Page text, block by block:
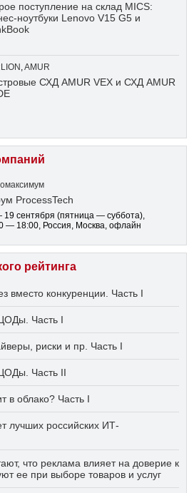
поступление на склад MICS:
ноутбуки Lenovo V15 G5 и
AMUR
СХД AMUR VEX и СХД AMUR
ProcessTech
19 сентября (пятница — суббота),
— 18:00, Россия, Москва, офлайн
рейтинга
вместо конкуренции. Часть I
Часть I
риски и пр. Часть I
Часть II
в облако? Часть I
лучших российских ИТ-
что реклама влияет на доверие к
ее при выборе товаров и услуг